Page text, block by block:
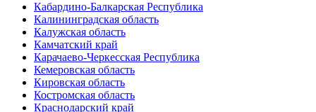
Кабардино-Балкарская Республика
Калининградская область
Калужская область
Камчатский край
Карачаево-Черкесская Республика
Кемеровская область
Кировская область
Костромская область
Краснодарский край